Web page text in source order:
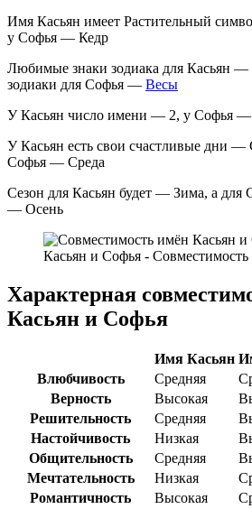
Имя Касьян имеет Растительный
у Софья — Кедр
Любимые знаки зодиака для Касьян —
зодиаки для Софья — Весы
У Касьян число имени — 2, у Софья
У Касьян есть свои счастливые дни —
Софья — Среда
Сезон для Касьян будет — Зима, а для
— Осень
Касьян и Софья -
Характерная
Касьян и Софья
Имя Касьян
Влюбчивость
Средняя
Верность
Высокая
Решительность
Средняя
Настойчивость
Низкая
Общительность
Средняя
Мечтательность
Низкая
Романтичность
Высокая